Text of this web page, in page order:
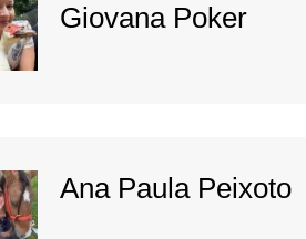
Giovana Poker
Ana Paula Peixoto